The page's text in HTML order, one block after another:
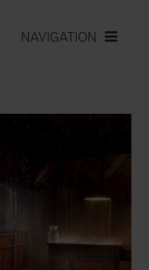
NAVIGATION